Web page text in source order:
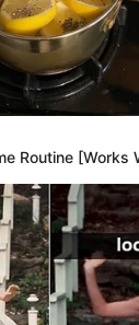
Routine [Works